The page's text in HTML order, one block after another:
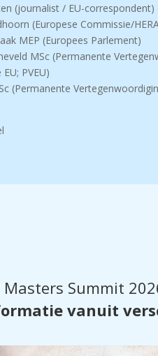
(journalist / EU-correspondent)
(Europese Commissie/
MEP (Europees Parlement)
MSc (Permanente
PVEU)
(Permanente
Masters Summit
vanuit